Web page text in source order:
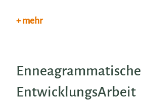
+ mehr
Enneagrammatische
EntwicklungsArbeit